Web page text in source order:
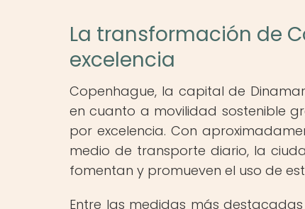
La transformación de
excelencia
Copenhague, la capital de
en cuanto a movilidad sostenible
por excelencia. Con
medio de transporte diario, la
fomentan y promueven el uso de
Entre las medidas más